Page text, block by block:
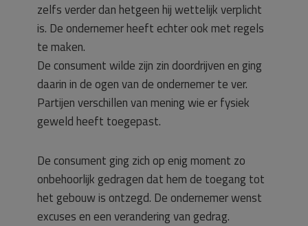
zelfs verder dan hetgeen hij wettelijk verplicht
is. De ondernemer heeft echter ook met regels
te maken.
De consument wilde zijn zin doordrijven en ging
daarin in de ogen van de ondernemer te ver.
Partijen verschillen van mening wie er fysiek
geweld heeft toegepast.
De consument ging zich op enig moment zo
onbehoorlijk gedragen dat hem de toegang tot
het gebouw is ontzegd. De ondernemer wenst
excuses en een verandering van gedrag.